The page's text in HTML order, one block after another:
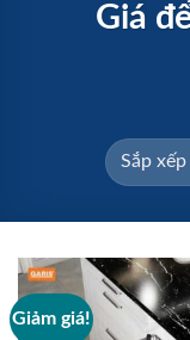
Giá
Giảm giá!